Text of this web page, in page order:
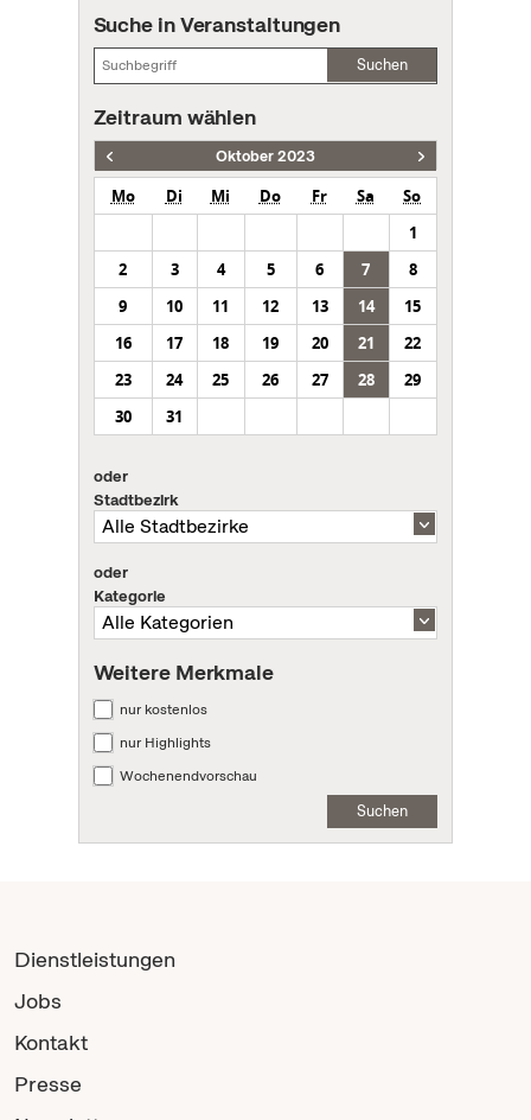
Suche in Veranstaltungen
Suchen
Zeitraum wählen
Oktober 2023
Mo Di Mi Do Fr Sa
So
1
2
3 4 5 6 7
8
9
10 11 12 13 14
15
16
17 18 19 20 21
22
23
24 25 26 27 28
29
30
31
oder
Stadtbezirk
oder
Kategorie
Weitere Merkmale
nur kostenlos
nur Highlights
Wochenendvorschau
Suchen
Dienstleistungen
Jobs
Kontakt
Presse